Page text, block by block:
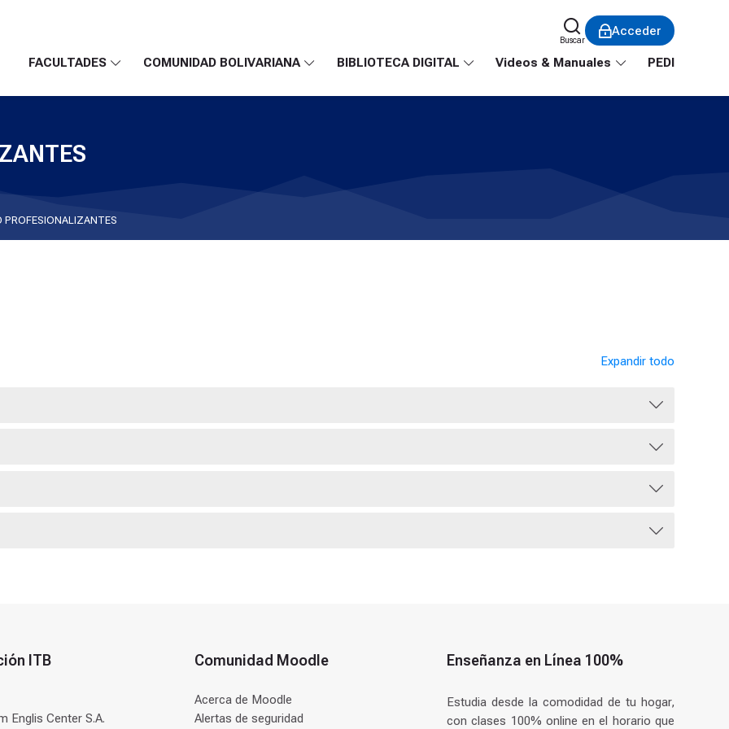
FACULTADES COMUNIDAD BOLIVARIANA BIBLIOTECA DIGITAL Videos & Manuales PEDI
Buscar
Acceder
PROFESIONALIZANTES
Expandir todo
ITB
Englis Center S.A.
Comunidad Moodle
Acerca de Moodle
Alertas de seguridad
Enseñanza en Línea 100%
Estudia desde la comodidad de tu hogar,
con clases 100% online en el horario que